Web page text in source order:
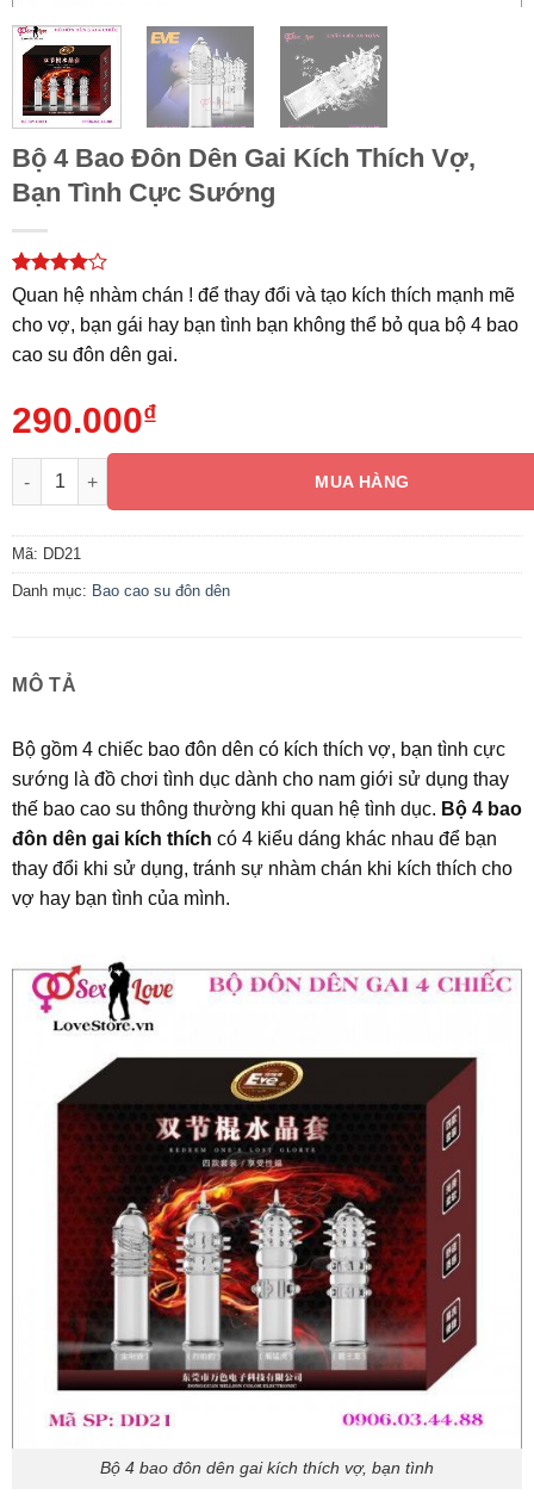
Bộ 4 Bao Đôn Dên Gai Kích Thích Vợ,
Bạn Tình Cực Sướng
4trên 5
dựa trên
1
đánh giá
Quan hệ nhàm chán ! để thay đổi và tạo kích thích mạnh mẽ
cho vợ, bạn gái hay bạn tình bạn không thể bỏ qua bộ 4 bao
cao su đôn dên gai.
290.000₫
Bộ 4 Bao Đôn Dên Gai Kích Thích Vợ, Bạn Tình Cực Sướng số
MUA HÀNG
Mã: DD21
Danh mục: Bao cao su đôn dên
MÔ TẢ
Bộ gồm 4 chiếc bao đôn dên có kích thích vợ, bạn tình cực
sướng là đồ chơi tình dục dành cho nam giới sử dụng thay
thế bao cao su thông thường khi quan hệ tình dục. Bộ 4 bao
đôn dên gai kích thích có 4 kiểu dáng khác nhau để bạn
thay đổi khi sử dụng, tránh sự nhàm chán khi kích thích cho
vợ hay bạn tình của mình.
Bộ 4 bao đôn dên gai kích thích vợ, bạn tình